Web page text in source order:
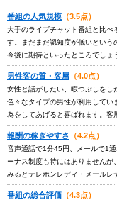
番組の人気規模 （3.5点）
大手のライブチャット番組と比べ
す。まだまだ認知度が低いという
今後に期待といったところでしょ
男性客の質・客層 （4.0点）
女性と話がしたい、暇つぶしをし
色々なタイプの男性が利用して
為をしてあげると喜ばれます。客
報酬の稼ぎやすさ （4.2点）
音声通話で1分45円、メールで1
ーナス制度も特にはありません
みるとテレホンレディ・メールレ
番組の総合評価 （4.3点）